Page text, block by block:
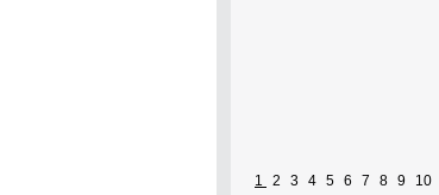
1 2 3 4 5 6 7 8 9 10